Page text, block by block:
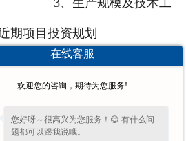
3、生产规模及技术工
目投资规划
业 1、企业概况
年经营状况
模及技术工艺
在线客服
欢迎您的咨询，期待为您服务!
您好呀～很高兴为您服务！😊 有什么问
题都可以跟我说哦。